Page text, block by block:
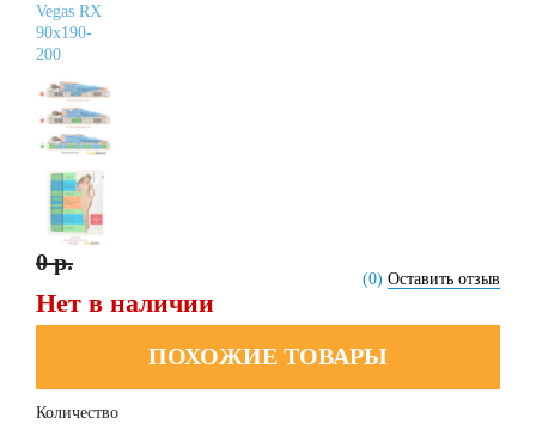
(0) Оставить отзыв
0 р.
Нет в наличии
ПОХОЖИЕ ТОВАРЫ
Количество